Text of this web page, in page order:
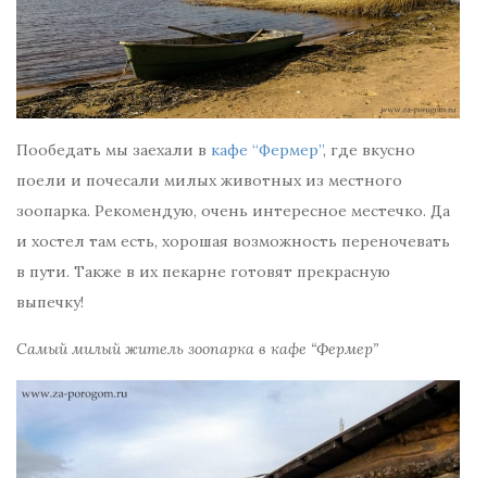
Пообедать мы заехали в кафе “Фермер”, где вкусно
поели и почесали милых животных из местного
зоопарка. Рекомендую, очень интересное местечко. Да
и хостел там есть, хорошая возможность переночевать
в пути. Также в их пекарне готовят прекрасную
выпечку!
Самый милый житель зоопарка в кафе “Фермер”